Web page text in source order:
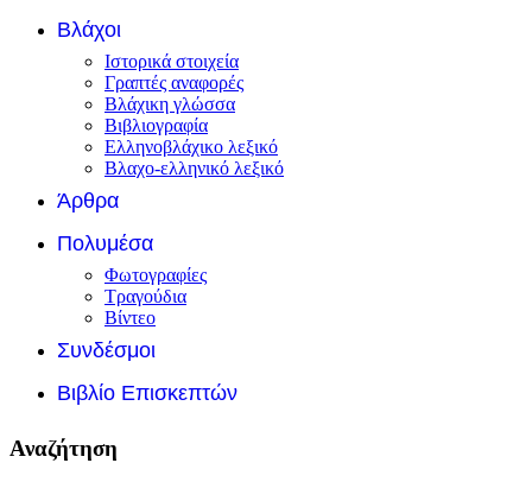
Βλάχοι
Ιστορικά στοιχεία
Γραπτές αναφορές
Βλάχικη γλώσσα
Βιβλιογραφία
Ελληνοβλάχικο λεξικό
Βλαχο-ελληνικό λεξικό
Άρθρα
Πολυμέσα
Φωτογραφίες
Τραγούδια
Βίντεο
Συνδέσμοι
Βιβλίο Επισκεπτών
Αναζήτηση